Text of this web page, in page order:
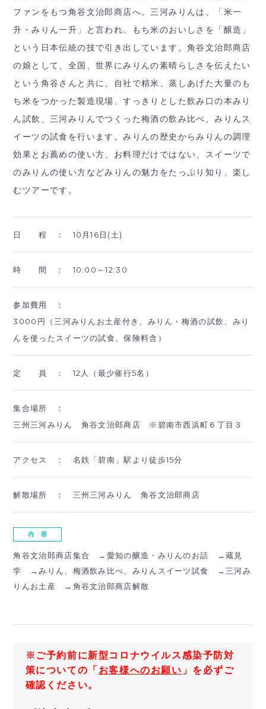
ファンをもつ角谷文治郎商店へ。三河みりんは、「米一
升・みりん一升」と言われ、もち米のおいしさを「醸造」
という日本伝統の技で引き出しています。角谷文治郎商店
の娘として、全国、世界にみりんの素晴らしさを伝えたい
という角谷さんと共に、自社で精米、蒸しあげた大量のも
ち米をつかった製造現場、すっきりとした飲み口の本みり
ん試飲、三河みりんでつくった梅酒の飲み比べ、みりんス
イーツの試食を行います。みりんの歴史からみりんの調理
効果とお薦めの使い方、お料理だけではない、スイーツで
のみりんの使い方などみりんの魅力をたっぷり知り、楽し
むツアーです。
日 程 ： 10月16日(土)
時 間 ： 10:00～12:30
参加費用 ：
3000円（三河みりんお土産付き、みりん・梅酒の試飲、みり
んを使ったスイーツの試食、保険料含）
定 員 ： 12人（最少催行5名）
集合場所 ：
三州三河みりん 角谷文治郎商店 ※碧南市西浜町６丁目３
アクセス ： 名鉄「碧南」駅より徒歩15分
解散場所 ： 三州三河みりん 角谷文治郎商店
内 容
角谷文治郎商店集合 →愛知の醸造・みりんのお話 →蔵見
学 →みりん、梅酒飲み比べ、みりんスイーツ試食 →三河み
りんお土産 →角谷文治郎商店解散
※ご予約前に新型コロナウイルス感染予防対
策についての「 お客様へのお願い 」を必ずご
確認ください。